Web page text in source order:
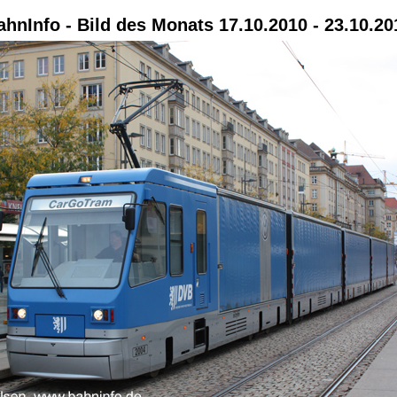
- Bild des Monats 17.10.2010 -